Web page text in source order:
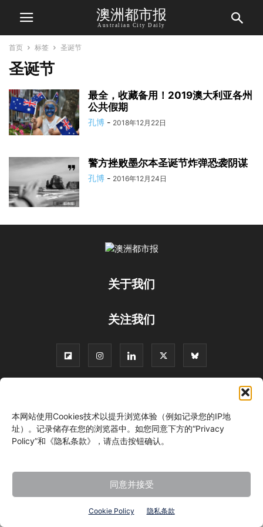
本网站使用Cookies技术以提升浏览体验（例如记录您的IP地
址）。记录储存在您的浏览器中。如您同意下方的“Privacy
Policy”和《隐私条款》，请点击按钮确认。
同意并接受
Cookie Policy 隐私条款
澳洲都市报
Australian City Daily
首页 标签 圣诞节
圣诞节
最全，收藏备用！2019澳大利亚各州
公共假期
孔博 - 2018年12月22日
警方挫败墨尔本圣诞节炸弹恐袭阴谋
孔博 - 2016年12月24日
关于我们
关注我们